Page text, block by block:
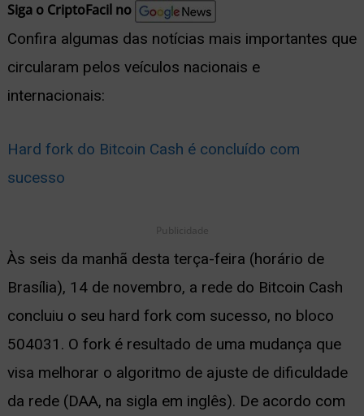
Siga o CriptoFacil no
Confira algumas das notícias mais importantes que
circularam pelos veículos nacionais e
internacionais:
Hard fork do Bitcoin Cash é concluído com
sucesso
Publicidade
Às seis da manhã desta terça-feira (horário de
Brasília), 14 de novembro, a rede do Bitcoin Cash
concluiu o seu hard fork com sucesso, no bloco
504031. O fork é resultado de uma mudança que
visa melhorar o algoritmo de ajuste de dificuldade
da rede (DAA, na sigla em inglês). De acordo com